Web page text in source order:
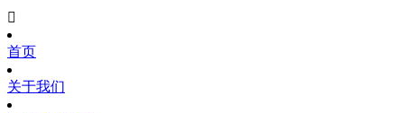

首页
关于我们